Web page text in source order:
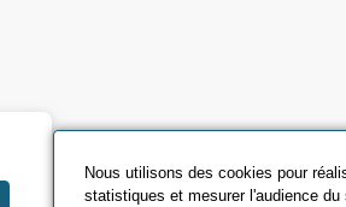
Nous utilisons des cookies pour
statistiques et mesurer l'audience du